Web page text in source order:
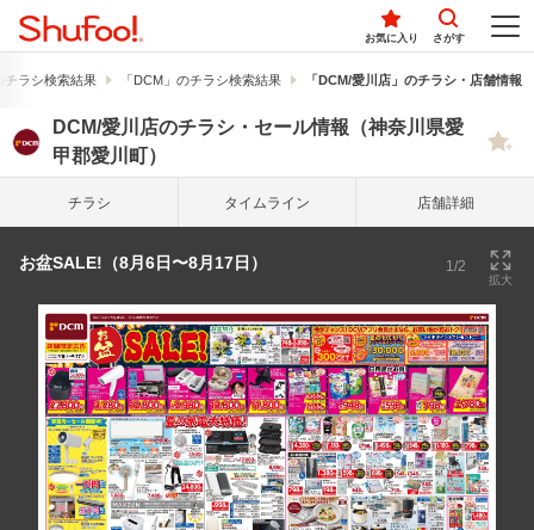
お気に入り さがす
チラシ検索結果 「DCM」のチラシ検索結果 「DCM/愛川店」のチラシ・店舗情報
DCM/愛川店のチラシ・セール情報（神奈川県愛
甲郡愛川町）
チラシ タイム ライン 店舗詳細
お盆SALE!（8月6日〜8月17日） 1/2
拡大